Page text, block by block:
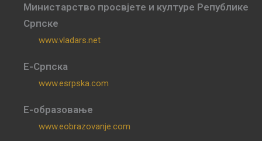
Министарство просвјете и културе Републике
Српске
www.vladars.net
Е-Српска
www.esrpska.com
Е-образовање
www.eobrazovanje.com